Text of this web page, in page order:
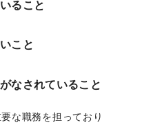
ること
こと
なされていること
な職務を担っており